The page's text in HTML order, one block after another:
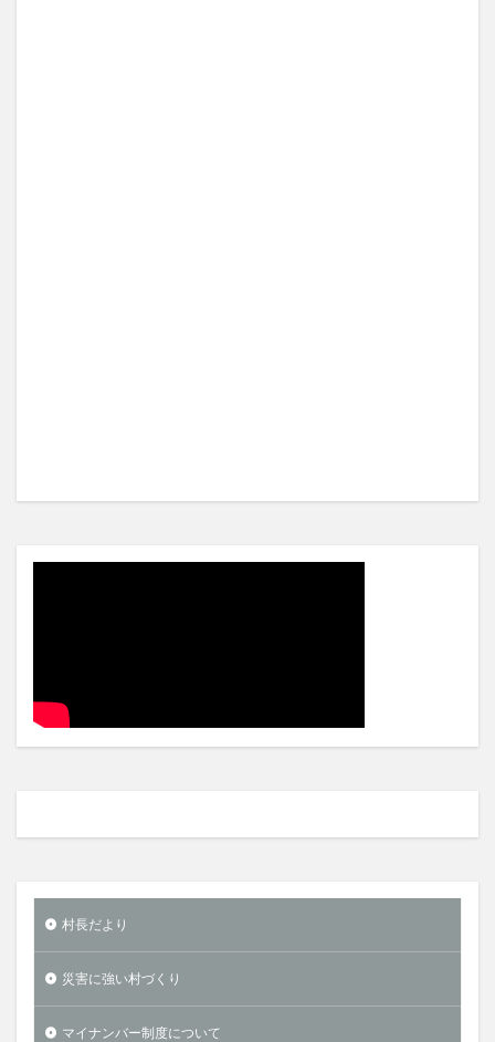
村長だより
災害に強い村づくり
マイナンバー制度について